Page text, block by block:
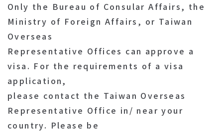
Only the Bureau of Consular Affairs, the
Ministry of Foreign Affairs, or Taiwan
Overseas
Representative Offices can approve a
visa. For the requirements of a visa
application,
please contact the Taiwan Overseas
Representative Office in/ near your
country. Please be